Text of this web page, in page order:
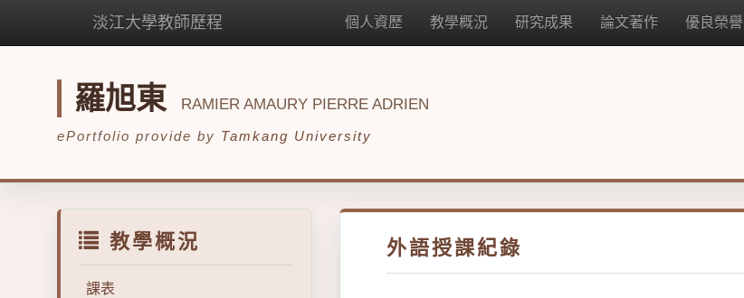
淡江大學教師歷程 個人資歷 教學概況 研究成果 論文著作 優良榮譽
羅旭東 RAMIER AMAURY PIERRE ADRIEN
ePortfolio provide by Tamkang University
教學概況
課表
外語授課紀錄